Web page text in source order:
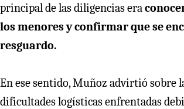
principal de las diligencias era
los menoresy confirmar que se
resguardo.
En ese sentido, Muñoz advirtió sobre
dificultades logísticas enfrentadas